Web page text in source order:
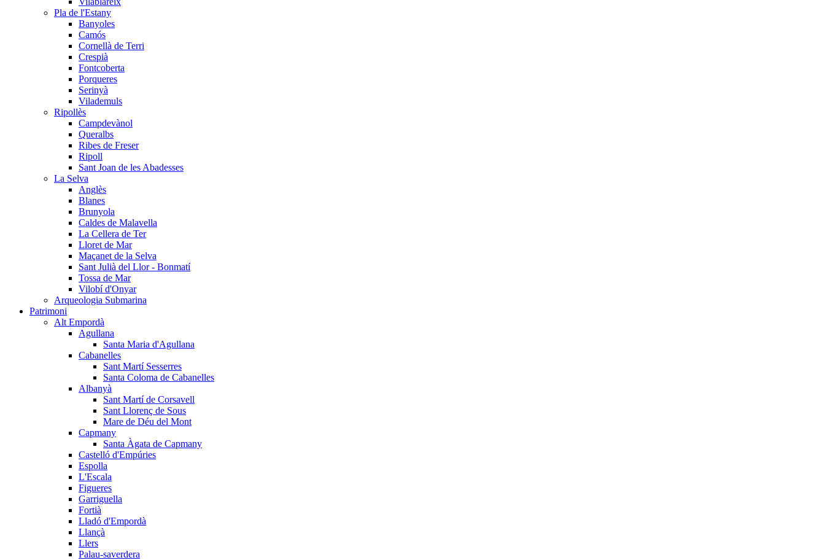
Pla de l'Estany
Banyoles
Camós
Cornellà de Terri
Crespià
Fontcoberta
Porqueres
Serinyà
Vilademuls
Ripollès
Campdevànol
Queralbs
Ribes de Freser
Ripoll
Sant Joan de les Abadesses
La Selva
Anglès
Blanes
Brunyola
Caldes de Malavella
La Cellera de Ter
Lloret de Mar
Maçanet de la Selva
Sant Julià del Llor - Bonmatí
Tossa de Mar
Vilobí d'Onyar
Arqueologia Submarina
Patrimoni
Alt Empordà
Agullana
Santa Maria d'Agullana
Cabanelles
Sant Martí Sesserres
Santa Coloma de Cabanelles
Albanyà
Sant Martí de Corsavell
Sant Llorenç de Sous
Mare de Déu del Mont
Capmany
Santa Àgata de Capmany
Castelló d'Empúries
Espolla
L'Escala
Figueres
Garriguella
Fortià
Lladó d'Empordà
Llançà
Llers
Palau-saverdera